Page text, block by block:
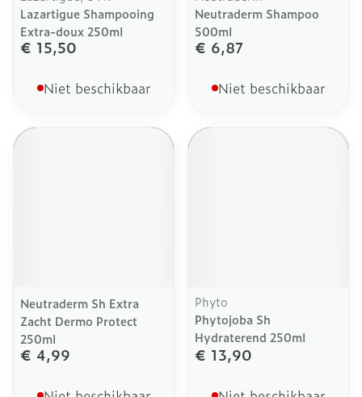
Lazartigue Shampooing
Extra-doux 250ml
€ 15,50
Niet beschikbaar
Neutraderm Shampoo
500ml
€ 6,87
Niet beschikbaar
Neutraderm Sh Extra
Zacht Dermo Protect
250ml
€ 4,99
Phyto
Phytojoba Sh
Hydraterend 250ml
€ 13,90